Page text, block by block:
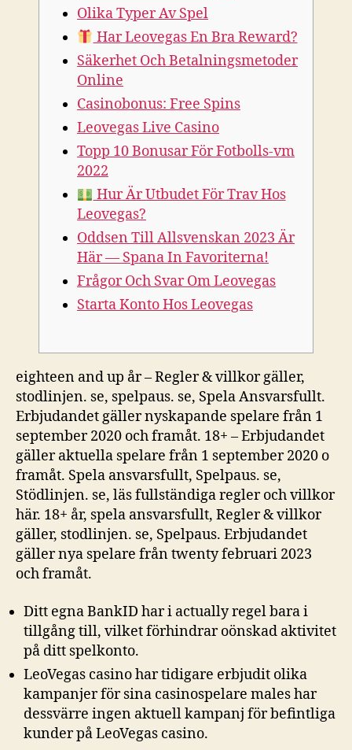
Olika Typer Av Spel
Har Leovegas En Bra Reward?
Säkerhet Och Betalningsmetoder
Online
Casinobonus: Free Spins
Leovegas Live Casino
Topp 10 Bonusar För Fotbolls-vm
2022
Hur Är Utbudet För Trav Hos
Leovegas?
Oddsen Till Allsvenskan 2023 Är
Här — Spana In Favoriterna!
Frågor Och Svar Om Leovegas
Starta Konto Hos Leovegas
eighteen and up år – Regler & villkor gäller,
stodlinjen. se, spelpaus. se, Spela Ansvarsfullt.
Erbjudandet gäller nyskapande spelare från 1
september 2020 och framåt. 18+ – Erbjudandet
gäller aktuella spelare från 1 september 2020 o
framåt. Spela ansvarsfullt, Spelpaus. se,
Stödlinjen. se, läs fullständiga regler och villkor
här. 18+ år, spela ansvarsfullt, Regler & villkor
gäller, stodlinjen. se, Spelpaus. Erbjudandet
gäller nya spelare från twenty februari 2023
och framåt.
Ditt egna BankID har i actually regel bara i
tillgång till, vilket förhindrar oönskad aktivitet
på ditt spelkonto.
LeoVegas casino har tidigare erbjudit olika
kampanjer för sina casinospelare males har
dessvärre ingen aktuell kampanj för befintliga
kunder på LeoVegas casino.